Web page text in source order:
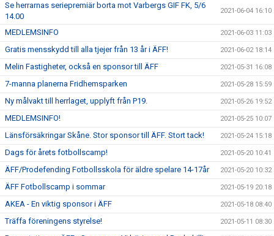
Se herrarnas seriepremiär borta mot Varbergs GIF FK, 5/6
14.00
2021-06-04 16:10
MEDLEMSINFO 2021-06-03 11:03
Gratis mensskydd till alla tjejer från 13 år i ÄFF! 2021-06-02 18:14
Melin Fastigheter, också en sponsor till ÄFF 2021-05-31 16:08
7-manna planerna Fridhemsparken 2021-05-28 15:59
Ny målvakt till herrlaget, upplyft från P19. 2021-05-26 19:52
MEDLEMSINFO! 2021-05-25 10:07
Länsförsäkringar Skåne. Stor sponsor till ÄFF. Stort tack! 2021-05-24 15:18
Dags för årets fotbollscamp! 2021-05-20 10:41
ÄFF/Prodefending Fotbollsskola för äldre spelare 14-17år 2021-05-20 10:32
ÄFF Fotbollscamp i sommar 2021-05-19 20:18
AKEA - En viktig sponsor i ÄFF 2021-05-18 08:40
Träffa föreningens styrelse! 2021-05-11 08:30